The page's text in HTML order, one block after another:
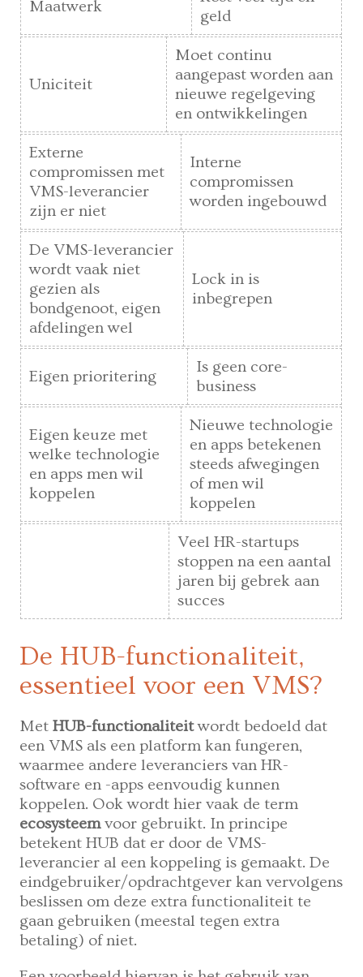
Maatwerk
geld
Uniciteit
Moet continu
aangepast worden aan
nieuwe regelgeving
en ontwikkelingen
Externe
compromissen met
VMS-leverancier
zijn er niet
Interne
compromissen
worden ingebouwd
De VMS-leverancier
wordt vaak niet
gezien als
bondgenoot, eigen
afdelingen wel
Lock in is
inbegrepen
Eigen prioritering
Is geen core-
business
Eigen keuze met
welke technologie
en apps men wil
koppelen
Nieuwe technologie
en apps betekenen
steeds afwegingen
of men wil
koppelen
Veel HR-startups
stoppen na een aantal
jaren bij gebrek aan
succes
De HUB-functionaliteit,
essentieel voor een VMS?
MetHUB-functionaliteitwordt bedoeld dat
een VMS als een platform kan fungeren,
waarmee andere leveranciers van HR-
software en -apps eenvoudig kunnen
koppelen. Ook wordt hier vaak de term
ecosysteemvoor gebruikt. In principe
betekent HUB dat er door de VMS-
leverancier al een koppeling is gemaakt. De
eindgebruiker/opdrachtgever kan vervolgens
beslissen om deze extra functionaliteit te
gaan gebruiken (meestal tegen extra
betaling) of niet.